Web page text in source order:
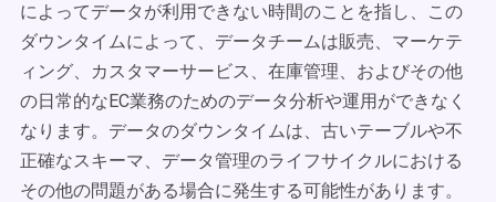
によってデータが利用できない時間のことを指し、この
ダウンタイムによって、データチームは販売、マーケテ
ィング、カスタマーサービス、在庫管理、およびその他
の日常的なEC業務のためのデータ分析や運用ができなく
なります。データのダウンタイムは、古いテーブルや不
正確なスキーマ、データ管理のライフサイクルにおける
その他の問題がある場合に発生する可能性があります。